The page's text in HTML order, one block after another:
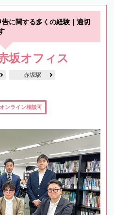
告に関する多くの経験｜適切
坂オフィス
赤坂駅
オンライン相談可